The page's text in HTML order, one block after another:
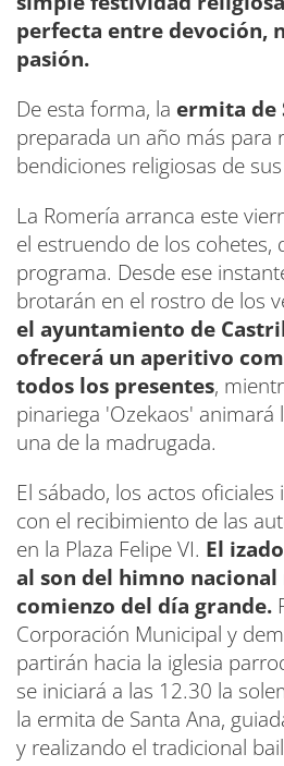
perfecta entre devoción,
pasión.
De esta forma, la ermita de
preparada un año más para
bendiciones religiosas de
La Romería arranca este
el estruendo de los cohetes,
programa. Desde ese
brotarán en el rostro de los
el ayuntamiento de
ofrecerá un aperitivo
todos los presentes,
pinariega 'Ozekaos' animará
una de la madrugada.
El sábado, los actos
con el recibimiento de las
en la Plaza Felipe VI. El
al son del himno
comienzo del día grande.
Corporación Municipal y
partirán hacia la iglesia
se iniciará a las 12.30 la
la ermita de Santa Ana,
y realizando el tradicional